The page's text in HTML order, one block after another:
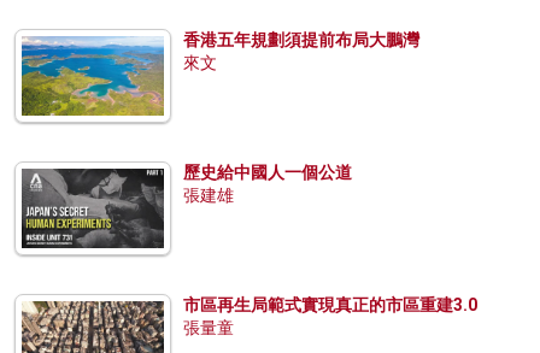
香港五年規劃須提前布局大鵬灣
來文
歷史給中國人一個公道
張建雄
市區再生局範式實現真正的市區重建3.0
張量童